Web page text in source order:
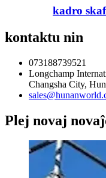
kadro
kontaktu nin
073188739521
Longchamp
Changsha City,
Plej novaj